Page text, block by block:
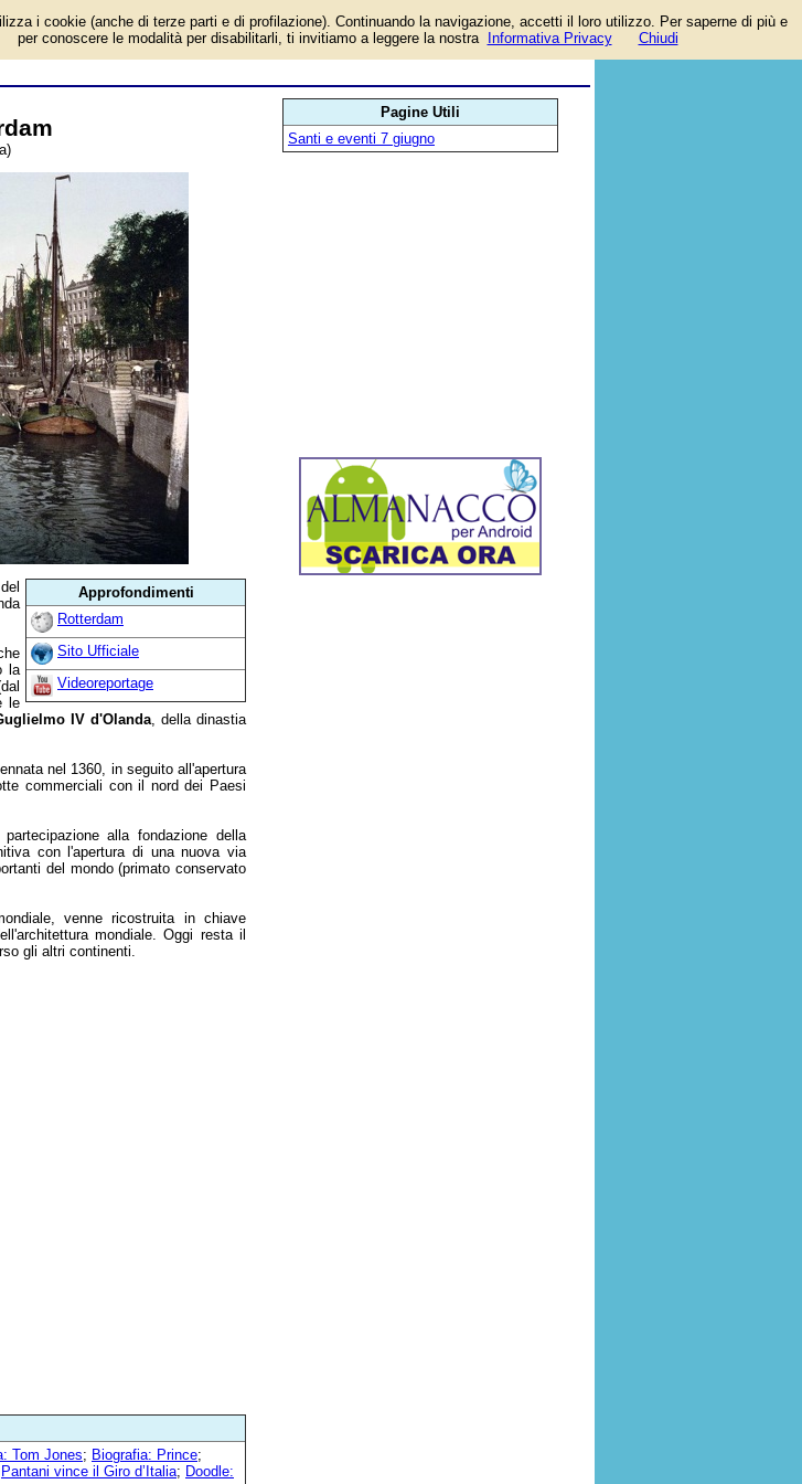
Evento avvenuto 686 anni fa. Il porto d'Europa
la dignità di città...
Approfondimenti
Rotterdam
Sito Ufficiale
Videoreportage
la
le
IV d'Olanda, della dinastia
nel 1360, in seguito all'apertura
commerciali con il nord dei Paesi
alla fondazione della
con l'apertura di una nuova via
del mondo (primato conservato
venne ricostruita in chiave
mondiale. Oggi resta il
gli altri continenti.
Tom Jones; Biografia: Prince;
Pantani vince il Giro d’Italia; Doodle:
Pagine Utili
Santi e eventi 7 giugno
i cookie (anche di terze parti e di profilazione). Continuando la navigazione, accetti il loro utilizzo. Per saperne di più e
per conoscere le modalità per disabilitarli, ti invitiamo a leggere la nostra
Informativa Privacy Chiudi